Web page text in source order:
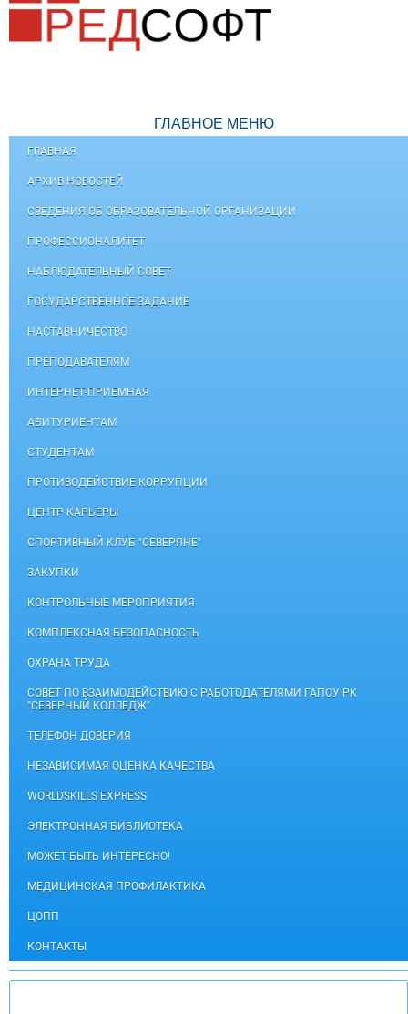
ГЛАВНОЕ МЕНЮ
ГЛАВНАЯ
АРХИВ НОВОСТЕЙ
СВЕДЕНИЯ ОБ ОБРАЗОВАТЕЛЬНОЙ ОРГАНИЗАЦИИ
ПРОФЕССИОНАЛИТЕТ
НАБЛЮДАТЕЛЬНЫЙ СОВЕТ
ГОСУДАРСТВЕННОЕ ЗАДАНИЕ
НАСТАВНИЧЕСТВО
ПРЕПОДАВАТЕЛЯМ
ИНТЕРНЕТ-ПРИЕМНАЯ
АБИТУРИЕНТАМ
СТУДЕНТАМ
ПРОТИВОДЕЙСТВИЕ КОРРУПЦИИ
ЦЕНТР КАРЬЕРЫ
СПОРТИВНЫЙ КЛУБ "СЕВЕРЯНЕ"
ЗАКУПКИ
КОНТРОЛЬНЫЕ МЕРОПРИЯТИЯ
КОМПЛЕКСНАЯ БЕЗОПАСНОСТЬ
ОХРАНА ТРУДА
СОВЕТ ПО ВЗАИМОДЕЙСТВИЮ С РАБОТОДАТЕЛЯМИ ГАПОУ РК
"СЕВЕРНЫЙ КОЛЛЕДЖ"
ТЕЛЕФОН ДОВЕРИЯ
НЕЗАВИСИМАЯ ОЦЕНКА КАЧЕСТВА
WORLDSKILLS EXPRESS
ЭЛЕКТРОННАЯ БИБЛИОТЕКА
МОЖЕТ БЫТЬ ИНТЕРЕСНО!
МЕДИЦИНСКАЯ ПРОФИЛАКТИКА
ЦОПП
КОНТАКТЫ